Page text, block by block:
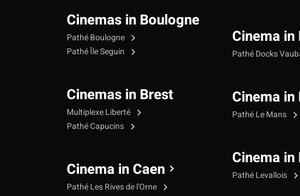
Cinemas in Boulogne
Pathé Boulogne
Pathé Île Seguin
Cinemas in Brest
Multiplexe Liberté
Pathé Capucins
Cinema in Caen
Pathé Les Rives de l'Orne
Cinema in
Pathé Docks
Cinema in
Pathé Le Mans
Cinema
Pathé Levallois